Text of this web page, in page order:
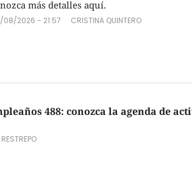
más detalles aquí.
08/2026 - 21:57 CRISTINA QUINTERO
488: conozca la agenda de